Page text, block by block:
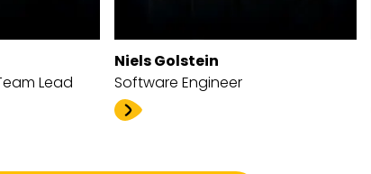
Lead
Niels Golstein
Software Engineer